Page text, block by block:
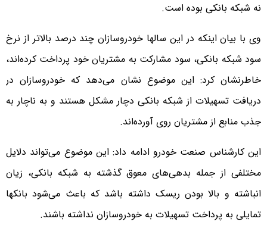
نه شبکه بانکی بوده است.
وی با بیان اینکه در این سالها خودروسازان چند درصد بالاتر از نرخ
سود شبکه بانکی، سود مشارکت به مشتریان خود پرداخت کرده‌اند،
خاطرنشان کرد: این موضوع نشان می‌دهد که خودروسازان در
دریافت تسهیلات از شبکه بانکی دچار مشکل هستند و به ناچار به
جذب منابع از مشتریان روی آورده‌اند.
این کارشناس صنعت خودرو ادامه داد: این موضوع می‌تواند دلایل
مختلفی از جمله بدهی‌های معوق گذشته به شبکه بانکی، زیان
انباشته و بالا بودن ریسک داشته باشد که باعث می‌شود بانکها
تمایلی به پرداخت تسهیلات به خودروسازان نداشته باشند.